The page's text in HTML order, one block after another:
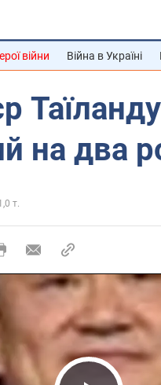
війни Війна в Україні
на два
т.